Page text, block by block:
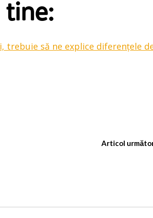
tine:
trebuie să ne explice diferențele
Articol